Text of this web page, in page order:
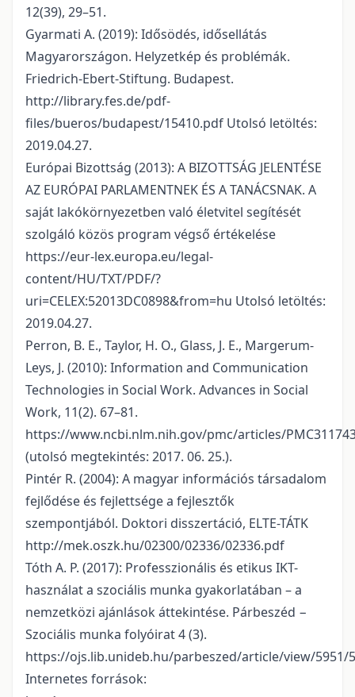
12(39), 29–51.
Gyarmati A. (2019): Idősödés, idősellátás
Magyarországon. Helyzetkép és problémák.
Friedrich-Ebert-Stiftung. Budapest.
http://library.fes.de/pdf-
files/bueros/budapest/15410.pdf Utolsó letöltés:
2019.04.27.
Európai Bizottság (2013): A BIZOTTSÁG JELENTÉSE
AZ EURÓPAI PARLAMENTNEK ÉS A TANÁCSNAK. A
saját lakókörnyezetben való életvitel segítését
szolgáló közös program végső értékelése
https://eur-lex.europa.eu/legal-
content/HU/TXT/PDF/?
uri=CELEX:52013DC0898&from=hu Utolsó letöltés:
2019.04.27.
Perron, B. E., Taylor, H. O., Glass, J. E., Margerum-
Leys, J. (2010): Information and Communication
Technologies in Social Work. Advances in Social
Work, 11(2). 67–81.
https://www.ncbi.nlm.nih.gov/pmc/articles/
(utolsó megtekintés: 2017. 06. 25.).
Pintér R. (2004): A magyar információs társadalom
fejlődése és fejlettsége a fejlesztők
szempontjából. Doktori disszertáció, ELTE-TÁTK
http://mek.oszk.hu/02300/02336/02336.pdf
Tóth A. P. (2017): Professzionális és etikus IKT-
használat a szociális munka gyakorlatában – a
nemzetközi ajánlások áttekintése. Párbeszéd −
Szociális munka folyóirat 4 (3).
https://ojs.lib.unideb.hu/parbeszed/article/view/5951/
Internetes források: